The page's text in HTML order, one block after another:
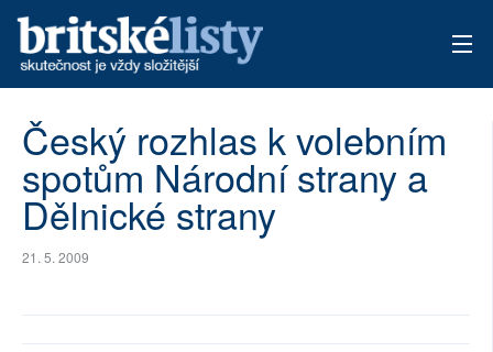
TÉMATA
AUTOŘI
Český rozhlas k volebním
spotům Národní strany a
Dělnické strany
21. 5. 2009